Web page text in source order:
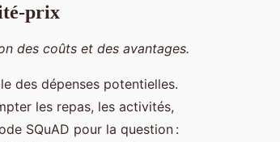
prix
des coûts et des avantages.
des dépenses potentielles.
les repas, les activités,
SQuAD pour la question :